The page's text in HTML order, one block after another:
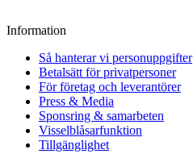
Information
Så hanterar vi personuppgifter
Betalsätt för privatpersoner
För företag och leverantörer
Press & Media
Sponsring & samarbeten
Visselblåsarfunktion
Tillgänglighet